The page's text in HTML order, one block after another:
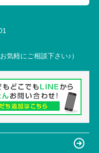
気軽にご相談下さい♪）